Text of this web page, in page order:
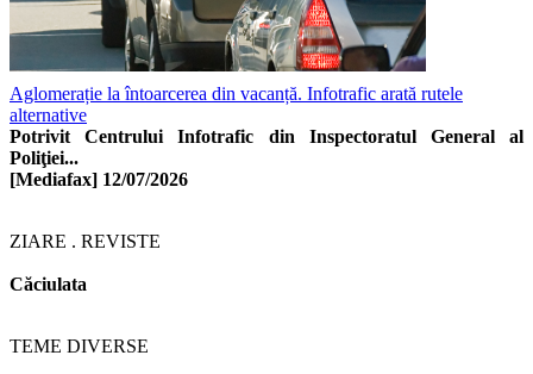
Aglomerație la întoarcerea din vacanță. Infotrafic arată rutele
alternative
Potrivit Centrului Infotrafic din Inspectoratul General al
Poliţiei...
[Mediafax] 12/07/2026
ZIARE . REVISTE
Căciulata
TEME DIVERSE